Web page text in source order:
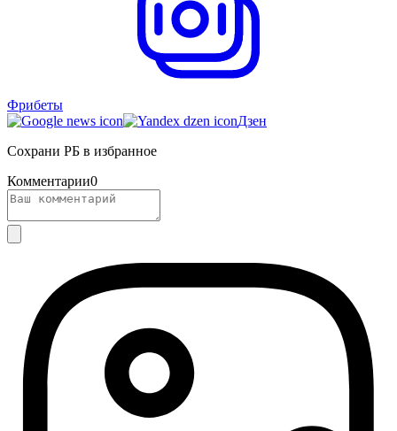
Фрибеты
Дзен
Сохрани РБ в избранное
Комментарии0